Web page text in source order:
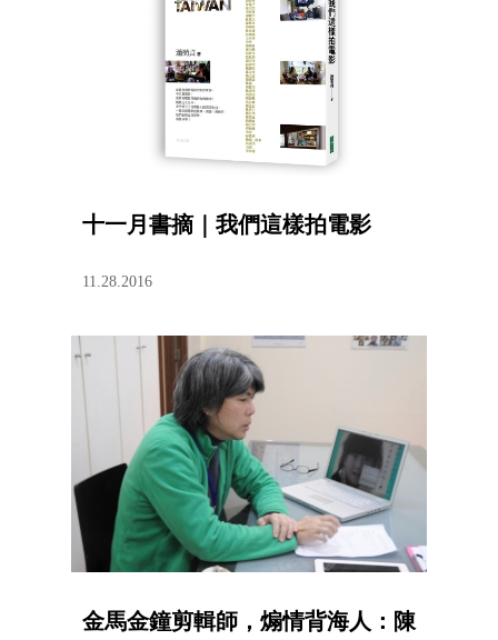
十一月書摘｜我們這樣拍電影
11.28.2016
金馬金鐘剪輯師，煽情背海人：陳